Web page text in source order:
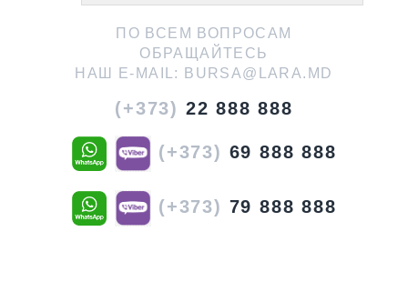
ПО ВСЕМ ВОПРОСАМ
ОБРАЩАЙТЕСЬ
НАШ E-MAIL:
BURSA@LARA.MD
(+373) 22 888 888
(+373) 69 888 888
(+373) 79 888 888